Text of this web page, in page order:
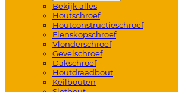
Bekijk alles
Houtschroef
Houtconstructieschroef
Flenskopschroef
Vlonderschroef
Gevelschroef
Dakschroef
Houtdraadbout
Keilbouten